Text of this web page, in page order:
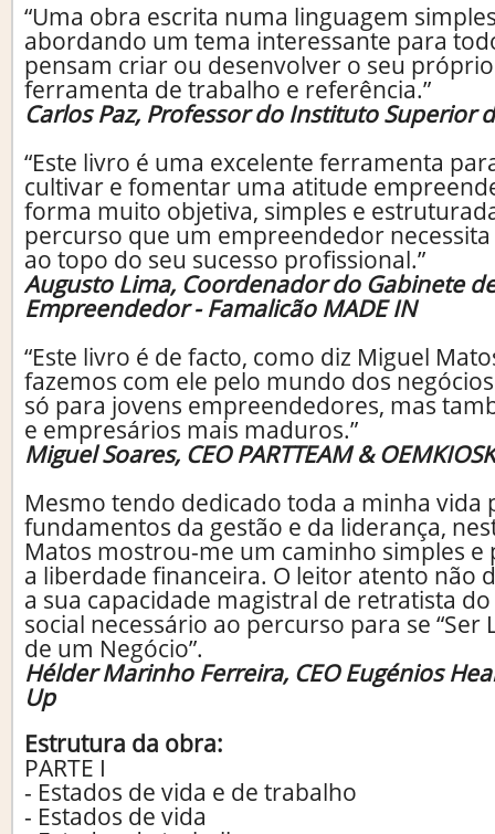
“Uma obra escrita numa linguagem
abordando um tema interessante para
pensam criar ou desenvolver o seu
ferramenta de trabalho e referência.”
Carlos Paz, Professor do Instituto Superior
“Este livro é uma excelente ferramenta
cultivar e fomentar uma atitude
forma muito objetiva, simples e
percurso que um empreendedor
ao topo do seu sucesso profissional.”
Augusto Lima, Coordenador do Gabinete
Empreendedor - Famalicão MADE IN
“Este livro é de facto, como diz Miguel
fazemos com ele pelo mundo dos
só para jovens empreendedores, mas
e empresários mais maduros.”
Miguel Soares, CEO PARTTEAM &
Mesmo tendo dedicado toda a minha vida
fundamentos da gestão e da liderança,
Matos mostrou-me um caminho simples
a liberdade financeira. O leitor atento não
a sua capacidade magistral de retratista
social necessário ao percurso para se “Ser
de um Negócio”.
Hélder Marinho Ferreira, CEO Eugénios
Up
Estrutura da obra:
PARTE I
- Estados de vida e de trabalho
- Estados de vida